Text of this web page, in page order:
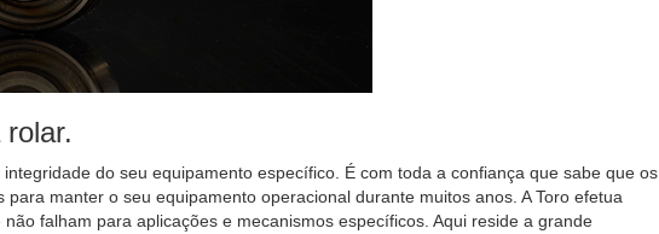
do seu equipamento específico. É com toda a confiança que sabe que os
manter o seu equipamento operacional durante muitos anos. A Toro efetua
falham para aplicações e mecanismos específicos. Aqui reside a grande